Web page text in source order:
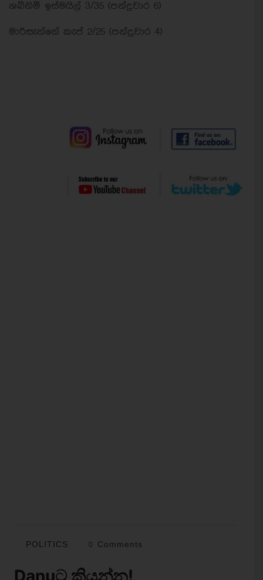
ශබ්නිම් ඉස්මයිල් 3/35 (පන්දුවාර 6)
මාරිසැන්නේ කැප් 2/25 (පන්දුවාර 4)
POLITICS 0 Comments